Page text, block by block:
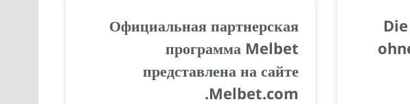
Официальная партнерская
программа Melbet
представлена на сайте
Melbet.com.